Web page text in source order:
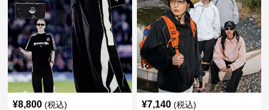
¥8,800 (税込) ¥7,140 (税込)